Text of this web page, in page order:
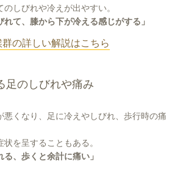
しびれや冷えが出やすい。
れて、膝から下が冷える感じがする」
の詳しい解説はこちら
足のしびれや痛み
悪くなり、足に冷えやしびれ、歩行時の痛
を呈することもある。
る、歩くと余計に痛い」